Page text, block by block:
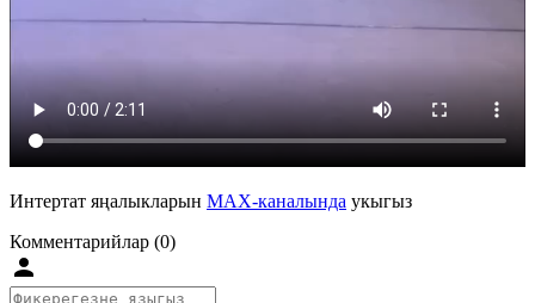
Интертат яңалыкларын MAX-каналында укыгыз
Комментарийлар (0)